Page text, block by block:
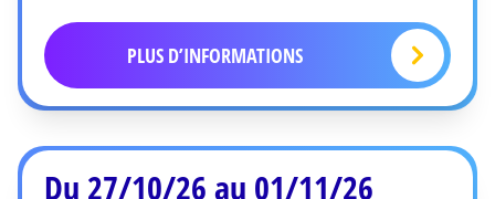
PLUS D’INFORMATIONS
Du 27/10/26 au 01/11/26